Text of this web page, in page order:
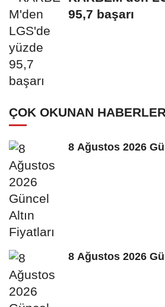
95,7 başarı
ÇOK OKUNAN HABERLER
8 Ağustos 2026
8 Ağustos 2026